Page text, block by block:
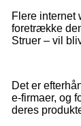
Flere internet
foretrække
Struer – vil
Det er
e-firmaer, og
deres